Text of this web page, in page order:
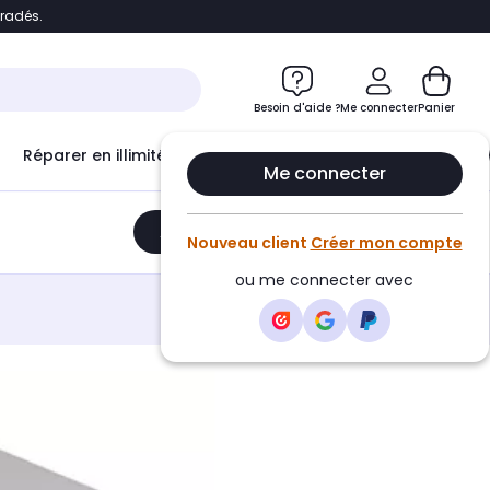
Accéder directement au chatbot
Besoin d'aide ?Me connecter
Me connecter
Nouveau client Créer mon compte
ou me connecter avec
Panier
Réparer en illimité avec Le Club Infinity
Ajouter au panier •